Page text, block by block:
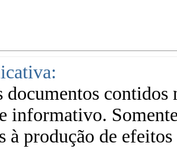
contidos
informativo.
à produção de